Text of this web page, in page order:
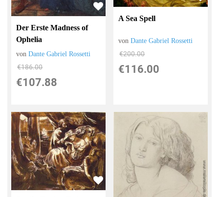
Der Erste Madness of
Ophelia
vonDante Gabriel Rossetti
€186.00
€107.88
A Sea Spell
vonDante Gabriel Rossetti
€200.00
€116.00